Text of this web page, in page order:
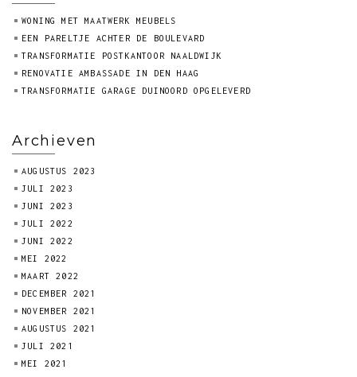
WONING MET MAATWERK MEUBELS
EEN PARELTJE ACHTER DE BOULEVARD
TRANSFORMATIE POSTKANTOOR NAALDWIJK
RENOVATIE AMBASSADE IN DEN HAAG
TRANSFORMATIE GARAGE DUINOORD OPGELEVERD
Archieven
AUGUSTUS 2023
JULI 2023
JUNI 2023
JULI 2022
JUNI 2022
MEI 2022
MAART 2022
DECEMBER 2021
NOVEMBER 2021
AUGUSTUS 2021
JULI 2021
MEI 2021